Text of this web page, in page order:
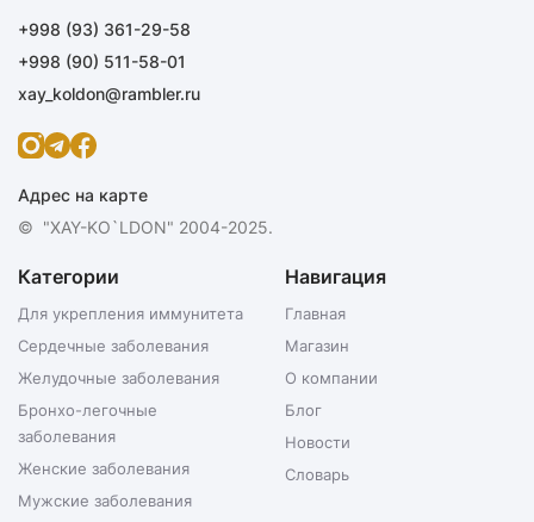
+998 (93) 361-29-58
+998 (90) 511-58-01
xay_koldon@rambler.ru
Адрес на карте
© "XAY-KO`LDON" 2004-2025.
Навигация
Главная
Магазин
О компании
Блог
Новости
Словарь
Категории
Для укрепления иммунитета
Сердечные заболевания
Желудочные заболевания
Бронхо-легочные
заболевания
Женские заболевания
Мужские заболевания